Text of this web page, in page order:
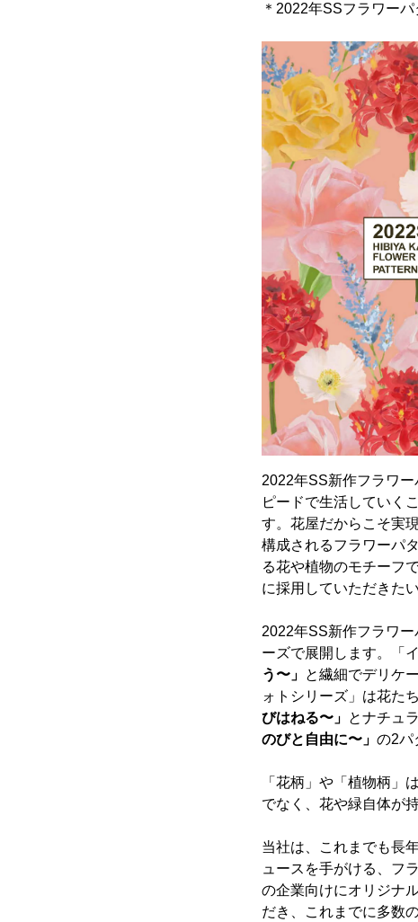
＊2022年SSフラワーパ
2022年SS新作フラワー
ピードで生活していく
す。花屋だからこそ実
構成されるフラワーパ
る花や植物のモチーフ
に採用していただきた
2022年SS新作フラワー
ーズで展開します。「
う〜」 と繊細でデリケ
ォトシリーズ」は花た
びはねる〜」 とナチュ
のびと自由に〜」 の2パ
「花柄」や「植物柄」
でなく、花や緑自体が
当社は、これまでも長
ュースを手がける、フ
の企業向けにオリジナ
だき、これまでに多数